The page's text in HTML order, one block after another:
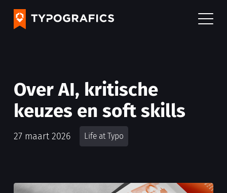
Over AI, kritische
keuzes en soft skills
27 maart 2026 Life at Typo